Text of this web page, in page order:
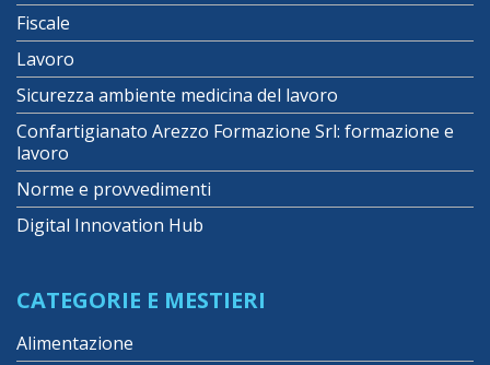
Fiscale
Lavoro
Sicurezza ambiente medicina del lavoro
Confartigianato Arezzo Formazione Srl: formazione e
lavoro
Norme e provvedimenti
Digital Innovation Hub
CATEGORIE E MESTIERI
Alimentazione